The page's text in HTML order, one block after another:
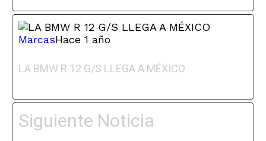
MarcasHace 1 año
LA BMW R 12 G/S LLEGA A MÉXICO
Siguiente Noticia